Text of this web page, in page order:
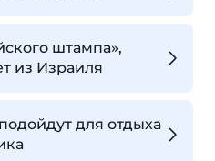
штампа»,
из Израиля
для отдыха